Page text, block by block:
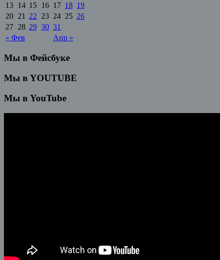
« Фев Апр »
13 14 15 16 17 18 19
20 21 22 23 24 25 26
27 28 29 30 31
Мы в Фейсбуке
Мы в YOUTUBE
Мы в YouTube